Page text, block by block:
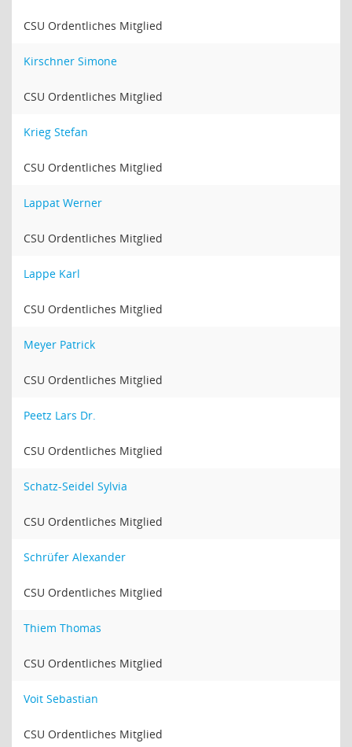
CSU Ordentliches Mitglied
Kirschner Simone
CSU Ordentliches Mitglied
Krieg Stefan
CSU Ordentliches Mitglied
Lappat Werner
CSU Ordentliches Mitglied
Lappe Karl
CSU Ordentliches Mitglied
Meyer Patrick
CSU Ordentliches Mitglied
Peetz Lars Dr.
CSU Ordentliches Mitglied
Schatz-Seidel Sylvia
CSU Ordentliches Mitglied
Schrüfer Alexander
CSU Ordentliches Mitglied
Thiem Thomas
CSU Ordentliches Mitglied
Voit Sebastian
CSU Ordentliches Mitglied